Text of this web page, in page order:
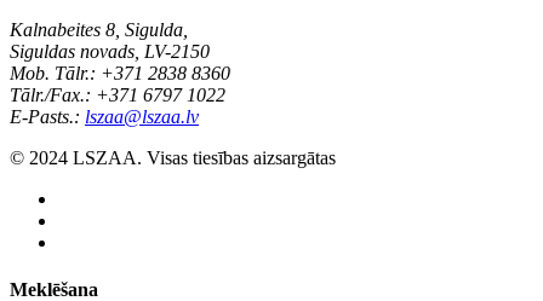
Kalnabeites 8, Sigulda,
Siguldas novads, LV-2150
Mob. Tālr.: +371 2838 8360
Tālr./Fax.: +371 6797 1022
E-Pasts.: lszaa@lszaa.lv
© 2024 LSZAA. Visas tiesības aizsargātas
Meklēšana